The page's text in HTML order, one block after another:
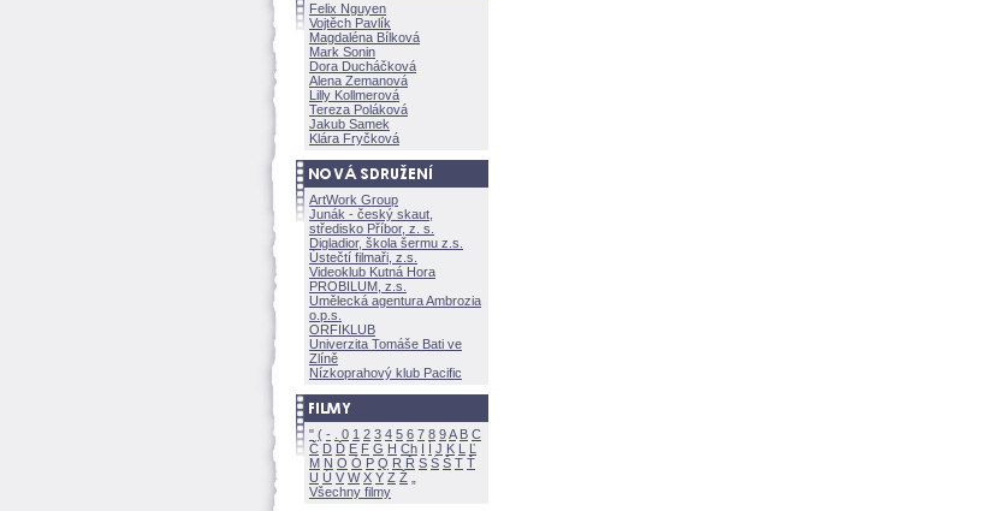
Felix Nguyen
Vojtěch Pavlík
Magdaléna Bílkov
Mark Sonin
Dora Ducháčkov
Alena Zemanov
Lilly Kollmerov
Tereza Polákov
Jakub Samek
Klára Fryčkov
ArtWork Group
Junák - český skaut,
středisko Příbor, z. s.
Digladior, škola šermu z.s.
Ústečtí filmaři, z.s.
Videoklub Kutná Hora
PROBILUM, z.s.
Umělecká agentura Ambrozia
o.p.s.
ORFIKLUB
Univerzita Tomáše Bati ve
Zlíně
Nízkoprahový klub Pacific
" ( - 0 1 2 3 4 5 6 7 8 9A B C
Č D Ď E F G H Ch I Í J K L
Ľ
M N O Ó P Q R Ř S Ś T Ť
U Ú V W X Y Z
Všechny filmy